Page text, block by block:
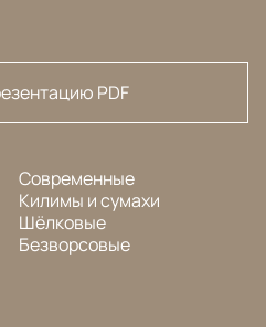
PDF
Современные
Килимы и сумахи
Шёлковые
Безворсовые